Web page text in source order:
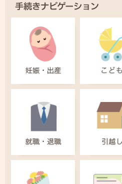
手続きナビゲーション